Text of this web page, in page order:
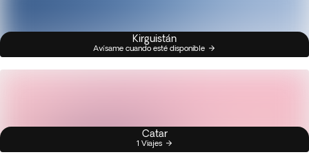
Kirguistán
Avísame cuando esté disponible
Catar
1 Viajes